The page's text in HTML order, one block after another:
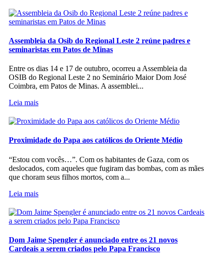
Assembleia da Osib do Regional Leste 2 reúne padres e
seminaristas em Patos de Minas
Entre os dias 14 e 17 de outubro, ocorreu a Assembleia da
OSIB do Regional Leste 2 no Seminário Maior Dom José
Coimbra, em Patos de Minas. A assemblei...
Leia mais
Proximidade do Papa aos católicos do Oriente Médio
“Estou com vocês…”. Com os habitantes de Gaza, com os
deslocados, com aqueles que fugiram das bombas, com as mães
que choram seus filhos mortos, com a...
Leia mais
Dom Jaime Spengler é anunciado entre os 21 novos
Cardeais a serem criados pelo Papa Francisco